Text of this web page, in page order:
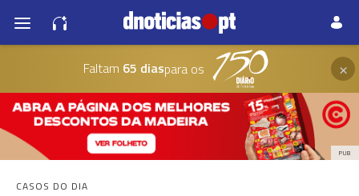
Faltam 65 diaspara os ×
PUB
CASOS DO DIA